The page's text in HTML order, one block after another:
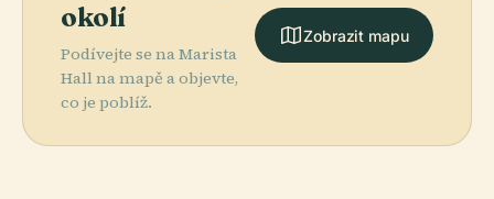
okolí
Podívejte se na Marista
Hall na mapě a objevte,
co je poblíž.
Zobrazit mapu